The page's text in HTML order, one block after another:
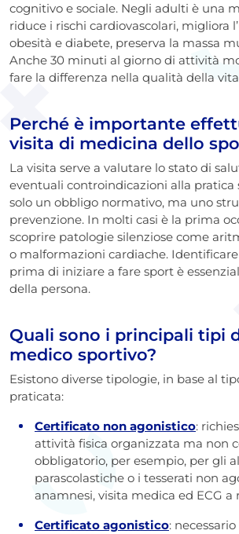
cognitivo e sociale. Negli adulti è una
riduce i rischi cardiovascolari, migliora
obesità e diabete, preserva la massa
Anche 30 minuti al giorno di attività
fare la differenza nella qualità della
Perché è importante
visita di medicina dello
La visita serve a valutare lo stato di
eventuali controindicazioni alla pratica
solo un obbligo normativo, ma uno
prevenzione. In molti casi è la prima
scoprire patologie silenziose come
o malformazioni cardiache.
prima di iniziare a fare sport è
della persona.
Quali sono i principali tipi
medico sportivo?
Esistono diverse tipologie, in base al
praticata:
Certificato non agonistico:
attività fisica organizzata ma non
obbligatorio, per esempio, per gli
parascolastiche o i tesserati non
anamnesi, visita medica ed ECG a
Certificato agonistico: